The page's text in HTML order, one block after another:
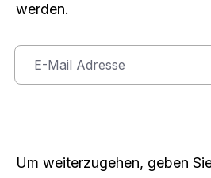
werden.
Um weiterzugehen, geben